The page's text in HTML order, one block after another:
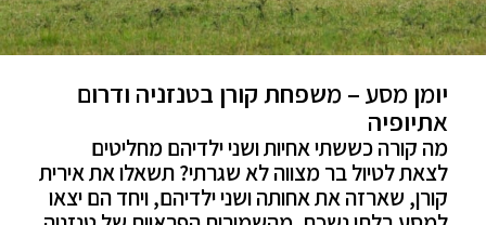
יומן מסע – משפחת קורן בטנזניה ודרום
אתיופיה
מה קורה כששתי אחיות ושני ילדיהם מחליטים
לצאת לטיול בר מצווה לא שגרתי? תשאלו את אירית
קורן, שארזה את אחותה ושני ילדיהם, ויחד הם יצאו